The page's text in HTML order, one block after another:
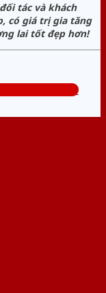
tác và khách
có giá trị gia tăng
lai tốt đẹp hơn!
0824.400.400